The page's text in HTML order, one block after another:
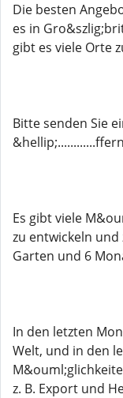
Die besten
es in
gibt es viele Orte
Bitte senden Sie
Es gibt viele
zu entwickeln und
Garten und 6
In den letzten
Welt, und in den
z. B. Export und